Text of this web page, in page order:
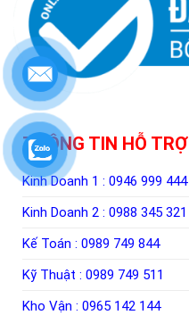
THÔNG TIN HỖ TRỢ
Kinh Doanh 1 : 0946 999 444
Kinh Doanh 2 : 0988 345 321
Kế Toán : 0989 749 844
Kỹ Thuật : 0989 749 511
Kho Vận : 0965 142 144